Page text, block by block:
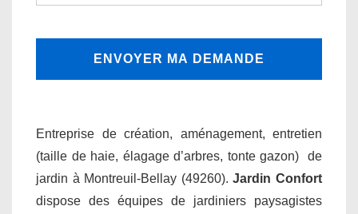
Entreprise de création, aménagement, entretien
(taille de haie, élagage d’arbres, tonte gazon) de
jardin à Montreuil-Bellay (49260).Jardin Confort
dispose des équipes de jardiniers paysagistes